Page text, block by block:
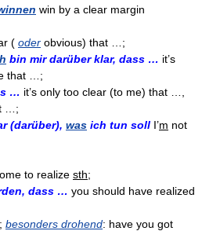
win by a clear margin
( oder obvious) that …;
bin mir darüber klar, dass … it’s
that …;
… it’s only too clear (to me) that …,
…;
(darüber), was ich tun soll I’m not
to realize sth;
dass … you should have realized
besonders drohend: have you got